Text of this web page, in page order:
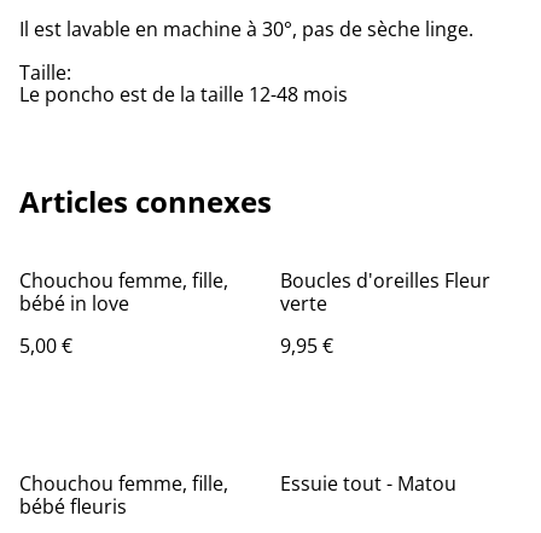
Il est lavable en machine à 30°, pas de sèche linge.
Taille:
Le poncho est de la taille 12-48 mois
Articles connexes
Chouchou femme, fille,
bébé in love
5,00 €
Boucles d'oreilles Fleur
verte
9,95 €
Chouchou femme, fille,
bébé fleuris
Essuie tout - Matou